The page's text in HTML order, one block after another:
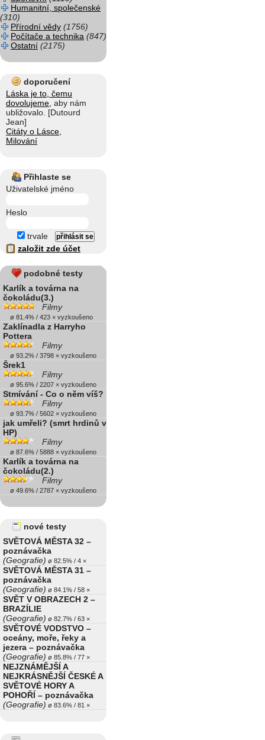
Humanitní, společenské
(310)
Přírodní vědy (1756)
Počítače a technika (847)
Ostatní (2175)
doporučení
Láska je to, čemu
dovolujeme, aby nám
ubližovalo. [Dutourd
Jean]
Citáty o Lásce,
Milování
Přihlaste se
Uživatelské jméno
Heslo
trvale
založit zde účet
podobné testy
Karlík a továrna na
čokoládu(3.)
Filmy
ø 81.4% / 423 × vyzkoušeno
Zaklínadla z Harryho
Pottera
Filmy
ø 93.2% / 3798 × vyzkoušeno
Šrek1
Filmy
ø 95.6% / 2207 × vyzkoušeno
Stmívání - Co o něm víš?
Filmy
ø 93.7% / 5602 × vyzkoušeno
jak umřeli? (smrt hrdinů v
HP)
Filmy
ø 87.6% / 5888 × vyzkoušeno
Karlík a továrna na
čokoládu(2.)
Filmy
ø 49.6% / 2787 × vyzkoušeno
nové testy
SVĚTOVÁ MĚSTA 32 –
poznávačka
(Geografie) ø 82.5% / 4 ×
SVĚTOVÁ MĚSTA 31 –
poznávačka
(Geografie) ø 84.1% / 58 ×
SVĚT V OBRAZECH 2 –
BRAZÍLIE
(Geografie) ø 82.7% / 63 ×
SVĚTOVÉ VODSTVO –
oceány, moře, řeky a
jezera – poznávačka
(Geografie) ø 85.8% / 77 ×
NEJZNÁMĚJŠÍ A
NEJKRÁSNĚJŠÍ ČESKÉ A
SVĚTOVÉ HORY A
POHOŘÍ – poznávačka
(Geografie) ø 83.6% / 81 ×